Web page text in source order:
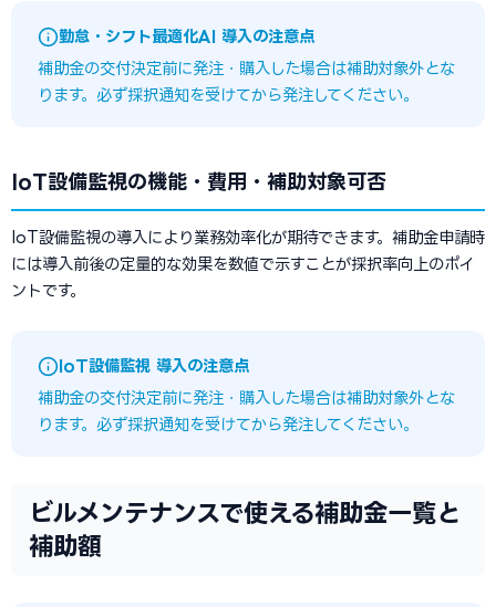
勤怠・シフト最適化AI 導入の注意点
補助金の交付決定前に発注・購入した場合は補助対象外とな
ります。必ず採択通知を受けてから発注してください。
IoT設備監視の機能・費用・補助対象可否
IoT設備監視の導入により業務効率化が期待できます。補助金申請時
には導入前後の定量的な効果を数値で示すことが採択率向上のポイ
ントです。
IoT設備監視 導入の注意点
補助金の交付決定前に発注・購入した場合は補助対象外とな
ります。必ず採択通知を受けてから発注してください。
ビルメンテナンスで使える補助金一覧と
補助額